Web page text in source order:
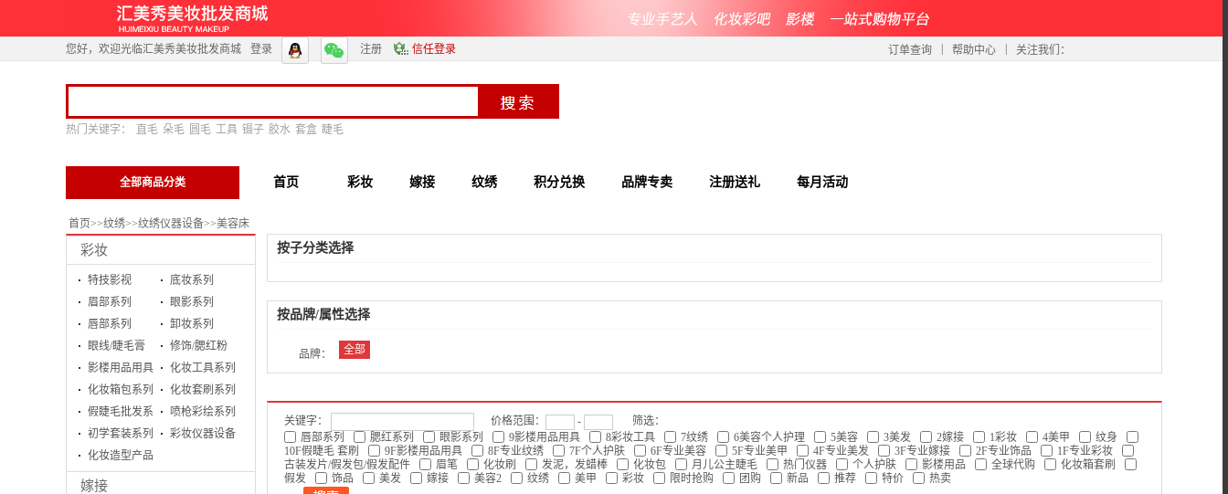
您好，欢迎光临汇美秀美妆批发商城 登录 注册 信任登录 订单查询 帮助中心 关注我们：
热门关键字： 直毛 朵毛 圆毛 工具 镊子 胶水 套盒 睫毛
全部商品分类 首页 彩妆 嫁接 纹绣 积分兑换 品牌专卖 注册送礼 每月活动
首页>>纹绣>>纹绣仪器设备>>美容床
彩妆
特技影视
底妆系列
眉部系列
眼影系列
唇部系列
卸妆系列
眼线/睫毛膏
修饰/腮红粉
影楼用品用具
化妆工具系列
化妆箱包系列
化妆套刷系列
假睫毛批发系
列
喷枪彩绘系列
初学套装系列
彩妆仪器设备
化妆造型产品
嫁接
按子分类选择
按品牌/属性选择
品牌： 全部
关键字： 价格范围： -
筛选：
唇部系列
腮红系列 眼影系列 9影楼用品用具 8彩妆工具 7纹绣 6美容个人护理 5美容 3美发 2嫁接 1彩妆 4美甲
纹身
10F假睫毛 套刷
9F影楼用品用具 8F专业纹绣 7F个人护肤 6F专业美容 5F专业美甲 4F专业美发 3F专业嫁接 2F专业饰品
1F专业彩妆
古装发片/假发包/假发配件
眉笔 化妆刷 发泥，发蜡棒 化妆包 月儿公主睫毛 热门仪器 个人护肤 影楼用品 全球代购
化妆箱套刷
假发
饰品 美发 嫁接 美容2 纹绣 美甲 彩妆 限时抢购 团购 新品 推荐 特价 热卖